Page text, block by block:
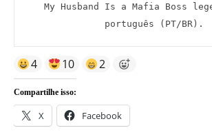
My Husband Is a Mafia Boss
português (PT/BR).
4 10 2
Compartilhe isso:
X Facebook